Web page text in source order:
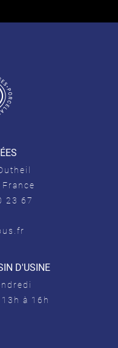
23 67
D'USINE
à 16h